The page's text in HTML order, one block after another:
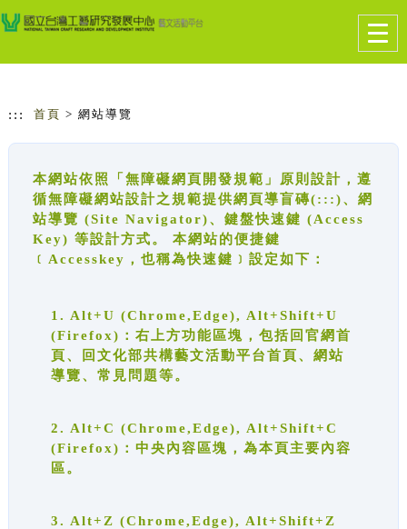
跳到主要內容
網站導覽
::: 首頁 > 網站導覽
本網站依照「無障礙網頁開發規範」原則設計，遵
循無障礙網站設計之規範提供網頁導盲磚(:::)、網
站導覽 (Site Navigator)、鍵盤快速鍵 (Access
Key) 等設計方式。 本網站的便捷鍵
﹝Accesskey，也稱為快速鍵﹞設定如下：
1. Alt+U (Chrome,Edge), Alt+Shift+U
(Firefox)：右上方功能區塊，包括回官網首
頁、回文化部共構藝文活動平台首頁、網站
導覽、常見問題等。
2. Alt+C (Chrome,Edge), Alt+Shift+C
(Firefox)：中央內容區塊，為本頁主要內容
區。
3. Alt+Z (Chrome,Edge), Alt+Shift+Z